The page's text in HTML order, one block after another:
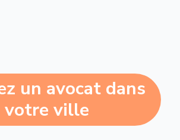
un avocat dans
votre ville